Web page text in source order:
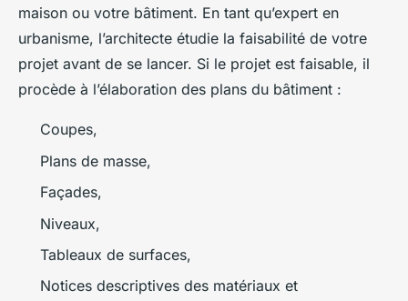
maison ou votre bâtiment. En tant qu’expert en
urbanisme, l’architecte étudie la faisabilité de votre
projet avant de se lancer. Si le projet est faisable, il
procède à l’élaboration des plans du bâtiment :
Coupes,
Plans de masse,
Façades,
Niveaux,
Tableaux de surfaces,
Notices descriptives des matériaux et